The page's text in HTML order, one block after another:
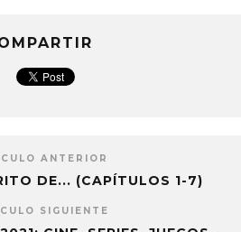
ANTERIOR
DE... (CAPÍTULOS 1-7)
SIGUIENTE